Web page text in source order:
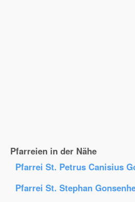
Pfarreien in der Nähe
Pfarrei St. Petrus Canisius
Pfarrei St. Stephan